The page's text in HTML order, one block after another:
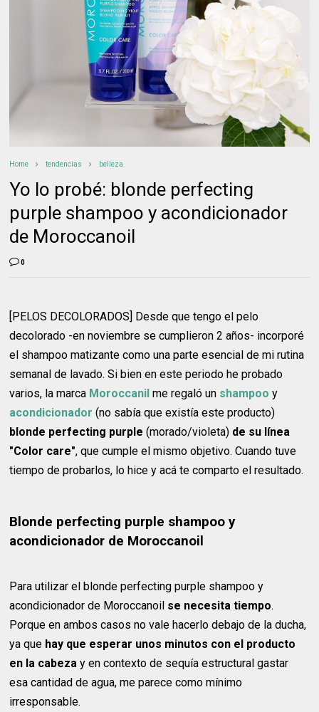
Home tendencias belleza
Yo lo probé: blonde perfecting
purple shampoo y acondicionador
de Moroccanoil
0
[PELOS DECOLORADOS] Desde que tengo el pelo
decolorado -en noviembre se cumplieron 2 años- incorporé
el shampoo matizante como una parte esencial de mi rutina
semanal de lavado. Si bien en este periodo he probado
varios, la marca Moroccanil me regaló un shampoo y
acondicionador (no sabía que existía este producto)
blonde perfecting purple (morado/violeta) de su línea
"Color care", que cumple el mismo objetivo. Cuando tuve
tiempo de probarlos, lo hice y acá te comparto el resultado.
Blonde perfecting purple shampoo y
acondicionador de Moroccanoil
Para utilizar el blonde perfecting purple shampoo y
acondicionador de Moroccanoil se necesita tiempo.
Porque en ambos casos no vale hacerlo debajo de la ducha,
ya que hay que esperar unos minutos con el producto
en la cabeza y en contexto de sequía estructural gastar
esa cantidad de agua, me parece como mínimo
irresponsable.